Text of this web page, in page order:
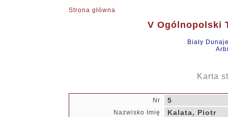
Strona główna
V Ogólnopolski
Biały
Karta
Nr 5
Nazwisko Imię Kalata, Piotr